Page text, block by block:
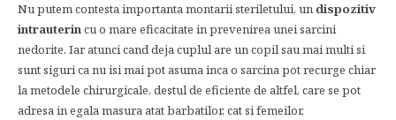
Nu putem contesta importanta montarii steriletului, un dispozitiv
intrauterincu o mare eficacitate in prevenirea unei sarcini
nedorite. Iar atunci cand deja cuplul are un copil sau mai multi si
sunt siguri ca nu isi mai pot asuma inca o sarcina pot recurge chiar
la metodele chirurgicale, destul de eficiente de altfel, care se pot
adresa in egala masura atat barbatilor, cat si femeilor.